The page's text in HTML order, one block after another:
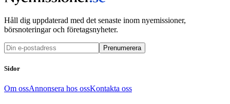
Håll dig uppdaterad med det senaste inom nyemissioner,
börsnoteringar och företagsnyheter.
Prenumerera
Sidor
Om ossAnnonsera hos ossKontakta oss